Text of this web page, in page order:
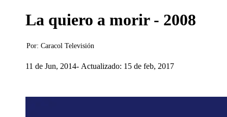
La quiero a morir - 2008
Por: Caracol Televisión
11 de Jun, 2014 Actualizado: 15 de feb, 2017